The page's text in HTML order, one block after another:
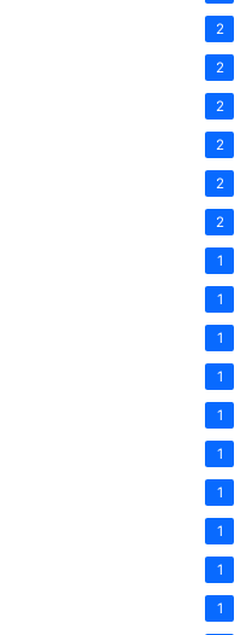
2
2
2
2
2
2
1
1
1
1
1
1
1
1
1
1